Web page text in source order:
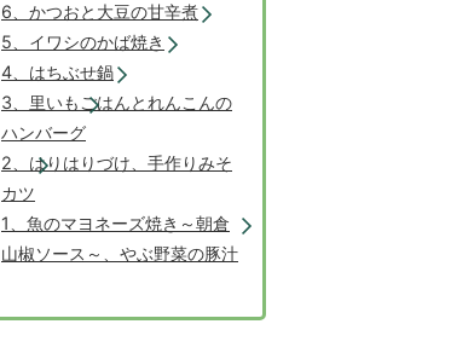
6、かつおと大豆の甘辛煮
5、イワシのかば焼き
4、はちぶせ鍋
3、里いもごはんとれんこんの
ハンバーグ
2、はりはりづけ、手作りみそ
カツ
1、魚のマヨネーズ焼き～朝倉
山椒ソース～、やぶ野菜の豚汁